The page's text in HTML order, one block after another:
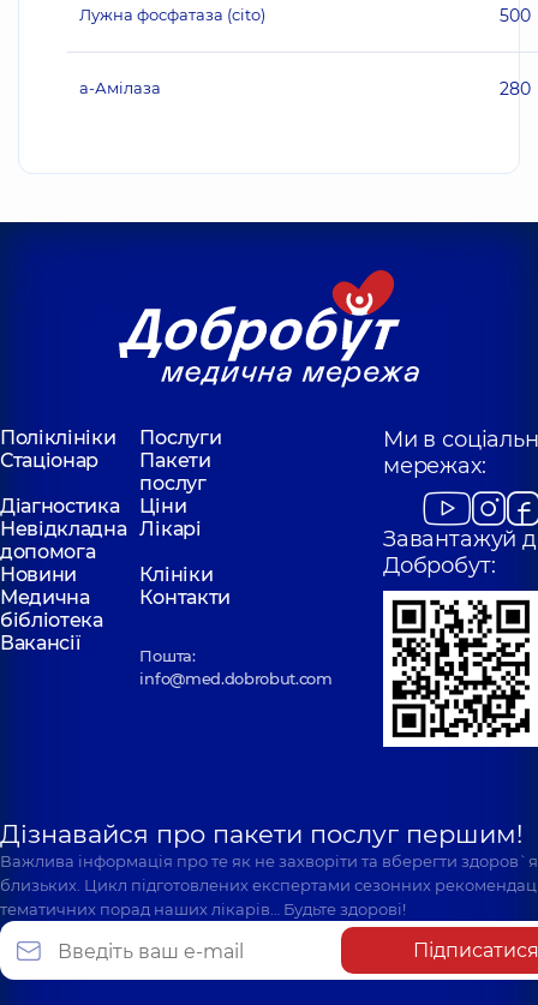
Лужна фосфатаза (cito) 500
a-Амілаза 280
Поліклініки
Послуги
Стаціонар
Пакети
послуг
Діагностика
Ціни
Невідкладна
допомога
Лікарі
Новини
Клініки
Медична
бібліотека
Контакти
Вакансії
Пошта:
info@med.dobrobut.com
Ми в
мережах:
Завантажуй
Добробут:
Дізнавайся про пакети послуг першим!
Важлива інформація про те як не захворіти та вберегти
близьких. Цикл підготовлених експертами сезонних
тематичних порад наших лікарів… Будьте здорові!
Підписатися